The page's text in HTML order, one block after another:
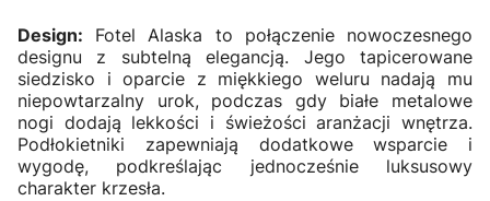
Design: Fotel Alaska to połączenie nowoczesnego
designu z subtelną elegancją. Jego tapicerowane
siedzisko i oparcie z miękkiego weluru nadają mu
niepowtarzalny urok, podczas gdy białe metalowe
nogi dodają lekkości i świeżości aranżacji wnętrza.
Podłokietniki zapewniają dodatkowe wsparcie i
wygodę, podkreślając jednocześnie luksusowy
charakter krzesła.